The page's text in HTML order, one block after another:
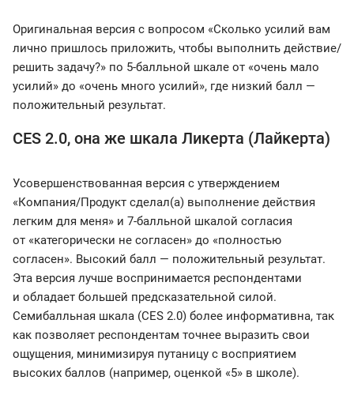
Оригинальная версия с вопросом «Сколько усилий вам
лично пришлось приложить, чтобы выполнить действие/
решить задачу?» по 5-балльной шкале от «очень мало
усилий» до «очень много усилий», где низкий балл —
положительный результат.
CES 2.0, она же шкала Ликерта (Лайкерта)
Усовершенствованная версия с утверждением
«Компания/Продукт сделал(а) выполнение действия
легким для меня» и 7-балльной шкалой согласия
от «категорически не согласен» до «полностью
согласен». Высокий балл — положительный результат.
Эта версия лучше воспринимается респондентами
и обладает большей предсказательной силой.
Семибалльная шкала (CES 2.0) более информативна, так
как позволяет респондентам точнее выразить свои
ощущения, минимизируя путаницу с восприятием
высоких баллов (например, оценкой «5» в школе).